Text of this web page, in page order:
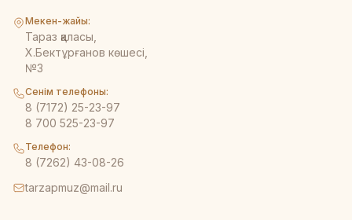
Мекен-жайы:
Тараз қаласы,
Х.Бектұрғанов көшесі,
№3
Сенім телефоны:
8 (7172) 25-23-97
8 700 525-23-97
Телефон:
8 (7262) 43-08-26
tarzapmuz@mail.ru